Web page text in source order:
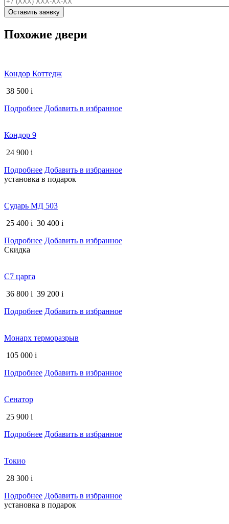
Похожие двери
Кондор Коттедж
38 500 i
Подробнее Добавить в избранное
Кондор 9
24 900 i
Подробнее Добавить в избранное
установка в подарок
Сударь МД 503
25 400 i 30 400 i
Подробнее Добавить в избранное
Скидка
С7 царга
36 800 i 39 200 i
Подробнее Добавить в избранное
Монарх терморазрыв
105 000 i
Подробнее Добавить в избранное
Сенатор
25 900 i
Подробнее Добавить в избранное
Токио
28 300 i
Подробнее Добавить в избранное
установка в подарок